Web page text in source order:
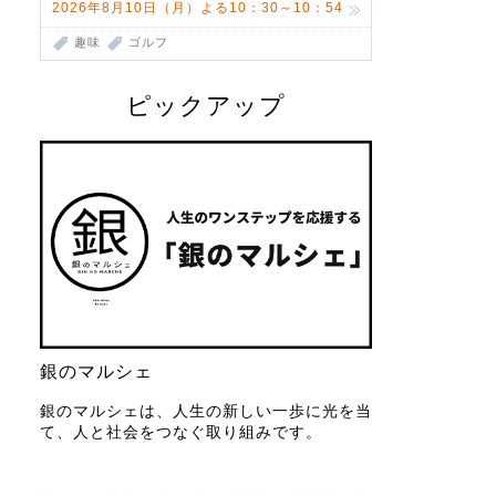
2026年8月10日（月）よる10：30～10：54
趣味 ゴルフ
ピックアップ
銀のマルシェ
銀のマルシェは、人生の新しい一歩に光を当
て、人と社会をつなぐ取り組みです。